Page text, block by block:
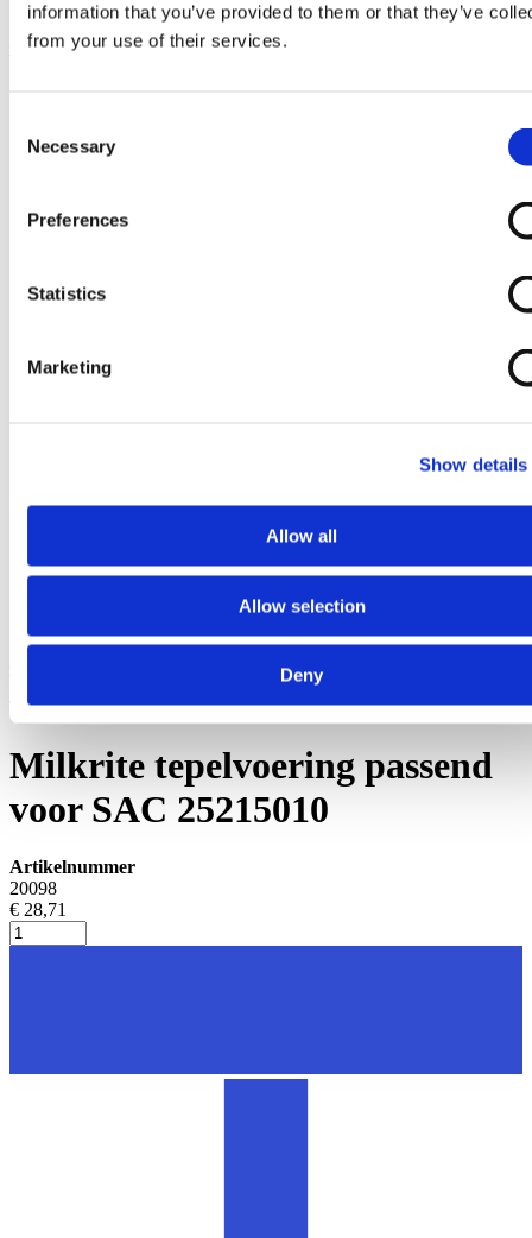
information that you’ve provided to them or that they’ve
from your use of their services.
Selection
Necessary
Preferences
Statistics
Marketing
Show details
Allow all
Allow selection
Deny
Milkrite tepelvoering passend voor SAC 25215010
Ga naar het einde van de afbeeldingen-gallerij
Ga naar het begin van de afbeeldingen-gallerij
Tepelvoeringen
Milkrite tepelvoering passend
voor SAC 25215010
Artikelnummer
20098
€ 28,71